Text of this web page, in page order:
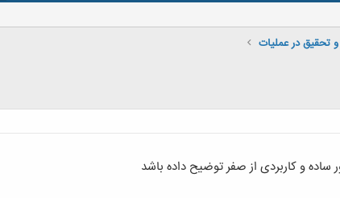
تحقيق در عمليات
و کاربردی از صفر توضیح داده باشد